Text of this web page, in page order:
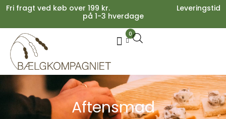
Fri fragt ved køb over 199 kr. Leveringstid
på 1-3 hverdage
0
Your cart is empty.
Subtotal: 0,00
0,00kr. inkl. moms
SE KURV KASSE
Aftensmad